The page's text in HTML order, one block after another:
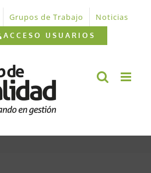
Grupos de Trabajo
Noticias
ACCESO USUARIOS